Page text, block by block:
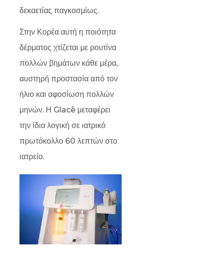
δεκαετίας παγκοσμίως.
Στην Κορέα αυτή η ποιότητα
δέρματος χτίζεται με ρουτίνα
πολλών βημάτων κάθε μέρα,
αυστηρή προστασία από τον
ήλιο και αφοσίωση πολλών
μηνών. Η Glacē μεταφέρει
την ίδια λογική σε ιατρικό
πρωτόκολλο 60 λεπτών στο
ιατρείο.